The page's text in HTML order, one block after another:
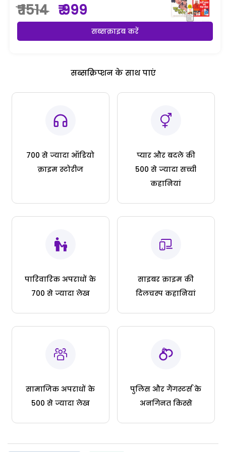
₹ 1514 ₹ 999
सब्सक्राइब करें
सब्सक्रिप्शन के साथ पाएं
700 से ज्यादा ऑडियो
क्राइम स्टोरीज
प्यार और बदले की
500 से ज्यादा सच्ची
कहानियां
पारिवारिक अपराधों के
700 से ज्यादा लेख
साइबर क्राइम की
दिलचस्प कहानियां
सामाजिक अपराधों के
500 से ज्यादा लेख
पुलिस और गैंगस्टर्स के
अनगिनत किस्से